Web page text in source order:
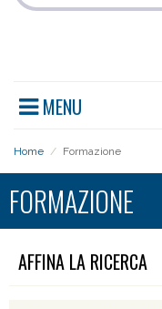
MENU
Home / Formazione
FORMAZIONE
AFFINA LA RICERCA